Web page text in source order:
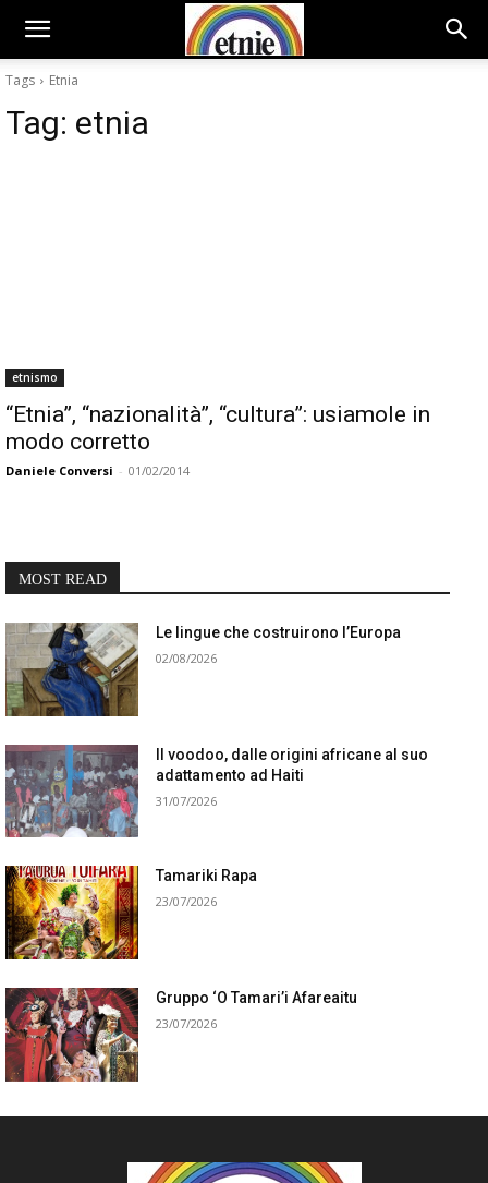
Tags Etnia
Tag: etnia
etnismo
“Etnia”, “nazionalità”, “cultura”: usiamole in
modo corretto
Daniele Conversi - 01/02/2014
MOST READ
Le lingue che costruirono l’Europa
02/08/2026
Il voodoo, dalle origini africane al suo
adattamento ad Haiti
31/07/2026
Tamariki Rapa
23/07/2026
Gruppo ‘O Tamari’i Afareaitu
23/07/2026